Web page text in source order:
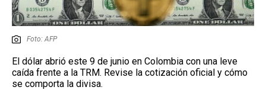
Foto: AFP
El dólar abrió este 9 de junio en Colombia con una leve
caída frente a la TRM. Revise la cotización oficial y cómo
se comporta la divisa.